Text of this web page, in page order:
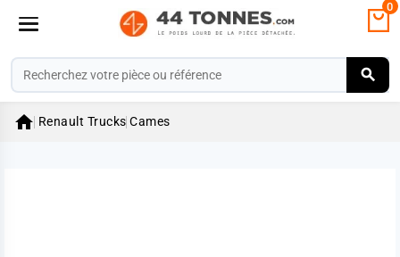
0
 Renault Trucks Cames